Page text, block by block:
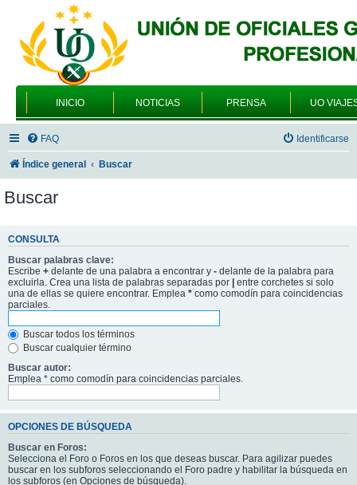
INICIO NOTICIAS PRENSA UO
FAQ Identificarse
Índice general Buscar
Buscar
CONSULTA
Buscar palabras clave:
Escribe + delante de una palabra a encontrar y - delante de la palabra para
excluirla. Crea una lista de palabras separadas por | entre corchetes si solo
una de ellas se quiere encontrar. Emplea * como comodín para coincidencias
parciales.
Buscar todos los términos
Buscar cualquier término
Buscar autor:
Emplea * como comodín para coincidencias parciales.
OPCIONES DE BÚSQUEDA
Buscar en Foros:
Selecciona el Foro o Foros en los que deseas buscar. Para agilizar puedes
buscar en los subforos seleccionando el Foro padre y habilitar la búsqueda en
los subforos (en Opciones de búsqueda).